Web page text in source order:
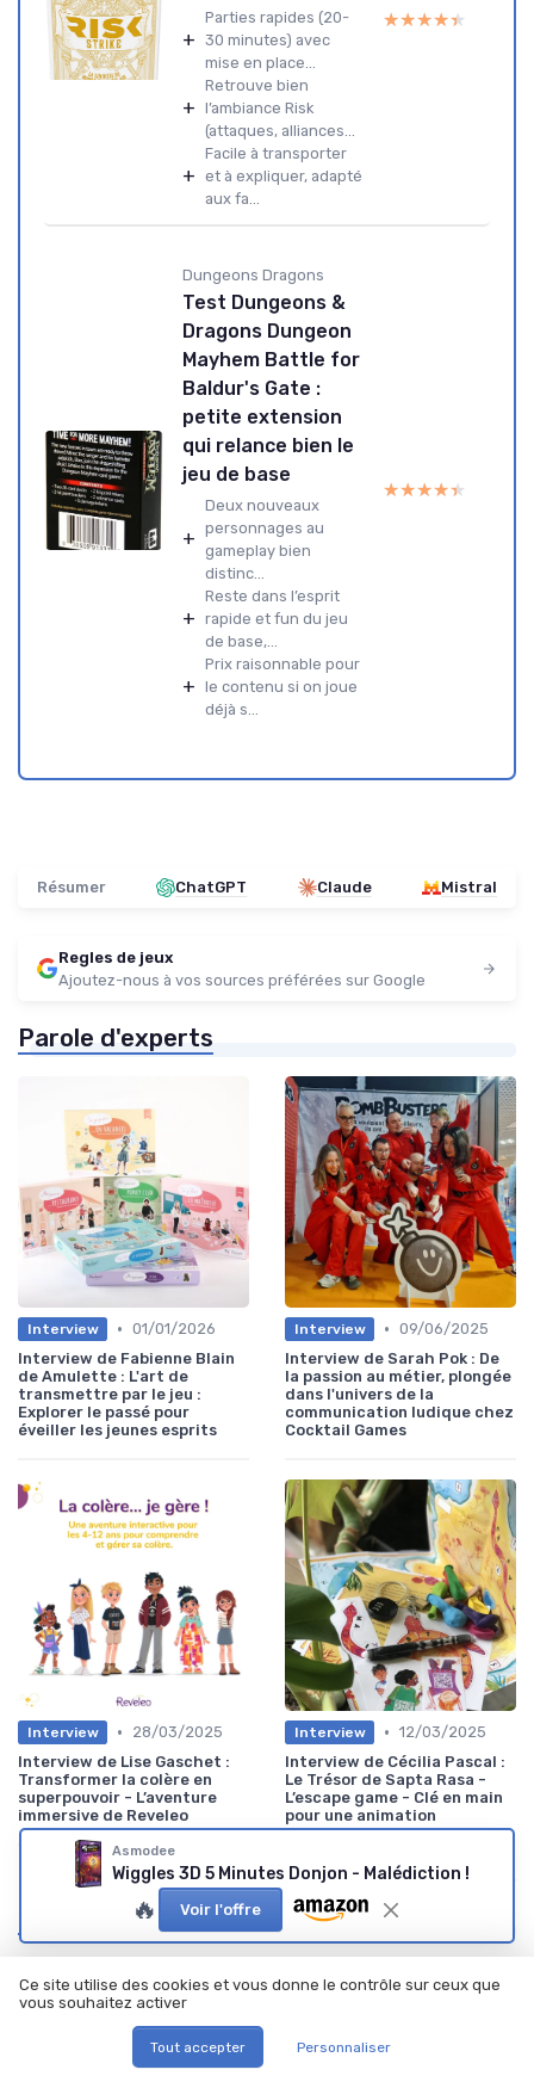
+
Parties rapides (20-
30 minutes) avec
mise en place...
+
Retrouve bien
l’ambiance Risk
(attaques, alliances...
+
Facile à transporter
et à expliquer, adapté
aux fa...
★★★★★
★★★★★
Dungeons Dragons
Test Dungeons &
Dragons Dungeon
Mayhem Battle for
Baldur's Gate :
petite extension
qui relance bien le
jeu de base
+
Deux nouveaux
personnages au
gameplay bien
distinc...
+
Reste dans l’esprit
rapide et fun du jeu
de base,...
+
Prix raisonnable pour
le contenu si on joue
déjà s...
★★★★★
★★★★★
Résumer ChatGPT Claude Mistral
Regles de jeux
Ajoutez-nous à vos sources préférées sur Google
Parole d'experts
Interview • 01/01/2026
Interview de Fabienne Blain
de Amulette : L'art de
transmettre par le jeu :
Explorer le passé pour
éveiller les jeunes esprits
Interview • 09/06/2025
Interview de Sarah Pok : De
la passion au métier, plongée
dans l'univers de la
communication ludique chez
Cocktail Games
Interview •
28/03/2025
Interview de Lise Gaschet :
Transformer la colère en
superpouvoir - L’aventure
immersive de Reveleo
Interview • 12/03/2025
Interview de Cécilia Pascal :
Le Trésor de Sapta Rasa -
L’escape game - Clé en main
pour une animation
d’anniversaire immersive et
Les plus lus
Asmodee
Wiggles 3D 5 Minutes Donjon - Malédiction !
🔥 Voir l'offre
Ce site utilise des cookies et vous donne le contrôle sur ceux que
vous souhaitez activer
Tout accepter Personnaliser